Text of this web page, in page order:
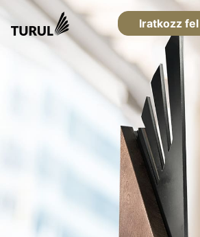
Iratkozz fel